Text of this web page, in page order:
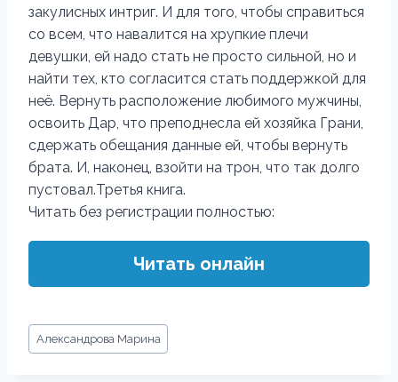
закулисных интриг. И для того, чтобы справиться
со всем, что навалится на хрупкие плечи
девушки, ей надо стать не просто сильной, но и
найти тех, кто согласится стать поддержкой для
неё. Вернуть расположение любимого мужчины,
освоить Дар, что преподнесла ей хозяйка Грани,
сдержать обещания данные ей, чтобы вернуть
брата. И, наконец, взойти на трон, что так долго
пустовал.Третья книга.
Читать без регистрации полностью:
Читать онлайн
Метки
записи:
Александрова Марина